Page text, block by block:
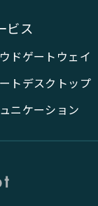
ビス
ドゲートウェイ
トデスクトップ
ニケーション